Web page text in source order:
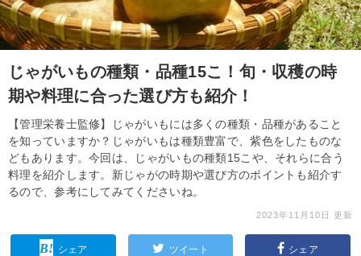
じゃがいもの種類・品種15こ！旬・収穫の時
期や料理に合った選び方も紹介！
【管理栄養士監修】じゃがいもには多くの種類・品種があること
を知っていますか？じゃがいもは種類豊富で、紫色をしたものな
どもあります。今回は、じゃがいもの種類15こや、それらに合う
料理を紹介します。新じゃがの時期や選び方のポイントも紹介す
るので、参考にしてみてくださいね。
2023年11月10日 更新
シェア ツイート シェア